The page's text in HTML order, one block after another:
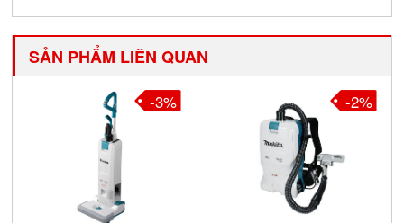
SẢN PHẨM LIÊN QUAN
-3% -2%